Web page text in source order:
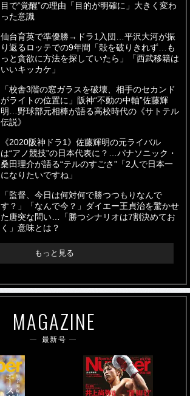
目で“覚醒”の理由「目的が明確に」大きく変わ
った意識
仙台育英で準優勝→ドラ1入団…平沢大河が振
り返るロッテでの9年間「殻を破りきれず…も
っと貪欲に方法を探していたら」「西武移籍は
いいキッカケ」
「校舎3階の窓ガラスを破壊、相手のセカンド
がライトの位置に」阪神“不動の中軸”佐藤輝
明…野球部元相棒が語る高校時代の《サトテル
伝説》
《2020阪神ドラ1》佐藤輝明の元ライバル
は“アノ競技”の日本代表に？…パナソニック・
桑田理介が語る“テルのすごさ”「2人で日本一
になりたいですね」
「監督、今日は何対何で勝つつもりなんで
す？」「なんで今？」ダイエー王貞治を驚かせ
た唐突な問い…「勝つシナリオは7割決めてお
く」意味とは？
もっと見る
MAGAZINE
最新号